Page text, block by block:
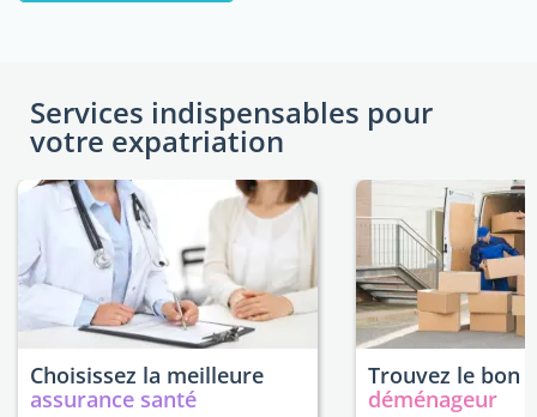
Services indispensables pour
votre expatriation
Choisissez la meilleure
assurance santé
Trouvez le bon
déménageur